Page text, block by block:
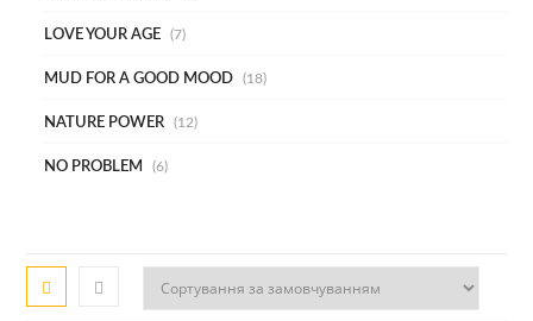
LOVE YOUR AGE 7
MUD FOR A GOOD MOOD 18
NATURE POWER 12
NO PROBLEM 6